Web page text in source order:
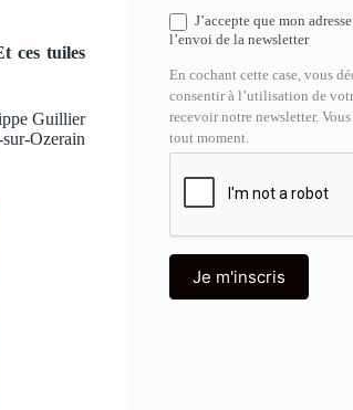
ces tuiles
Guillier
Ozerain
J’accepte que mon
l’envoi de la newsletter
En cochant cette case, vous
consentir à l’utilisation de
recevoir notre newsletter.
tout moment.
Je m'inscris